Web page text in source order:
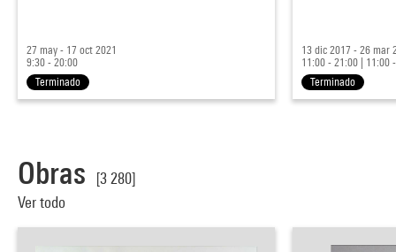
27 may - 17 oct 2021
9:30 - 20:00
Terminado
13 dic 2017 - 26 mar
11:00 - 21:00
11:00
Terminado
Obras
[3 280]
Ver todo